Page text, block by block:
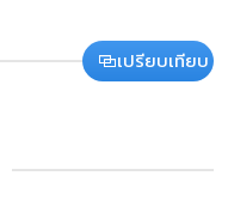
เปรียบเทียบ